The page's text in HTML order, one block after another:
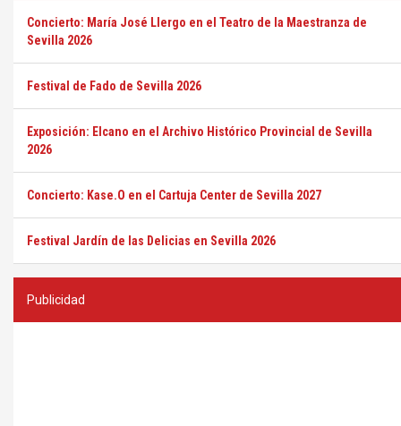
Concierto: María José Llergo en el Teatro de la Maestranza de
Sevilla 2026
Festival de Fado de Sevilla 2026
Exposición: Elcano en el Archivo Histórico Provincial de Sevilla
2026
Concierto: Kase.O en el Cartuja Center de Sevilla 2027
Festival Jardín de las Delicias en Sevilla 2026
Publicidad